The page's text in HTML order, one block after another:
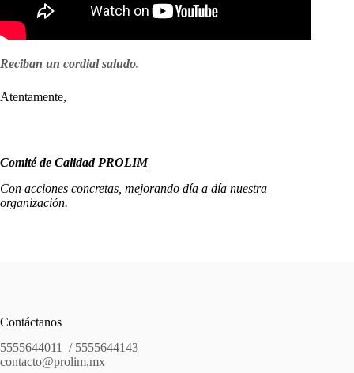
Reciban un cordial saludo.
Atentamente,
Comité de Calidad PROLIM
Con acciones concretas, mejorando día a día nuestra
organización.
Contáctanos
5555644011 / 5555644143
contacto@prolim.mx